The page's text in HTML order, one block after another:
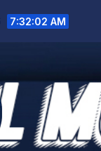
7:32:03 AM